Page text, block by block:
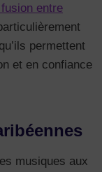
entre
permettent
et en confiance
musiques aux